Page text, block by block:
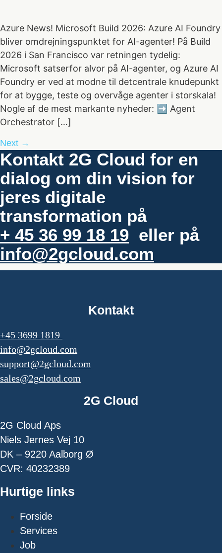
Azure News! Microsoft Build 2026: Azure AI Foundry
bliver omdrejningspunktet for AI-agenter! På Build
2026 i San Francisco var retningen tydelig:
Microsoft satserfor alvor på AI-agenter, og Azure AI
Foundry er ved at modne til detcentrale knudepunkt
for at bygge, teste og overvåge agenter i storskala!
Nogle af de mest markante nyheder: ➡️ Agent
Orchestrator […]
Next →
Kontakt 2G Cloud for en
dialog om din vision for
jeres digitale
transformation på
+ 45 36 99 18 19 eller på
info@2gcloud.com
Kontakt
+45 3699 1819
info@2gcloud.com
support@2gcloud.com
sales@2gcloud.com
2G Cloud
2G Cloud Aps
Niels Jernes Vej 10
DK – 9220 Aalborg Ø
CVR: 40232389
Hurtige links
Forside
Services
Job